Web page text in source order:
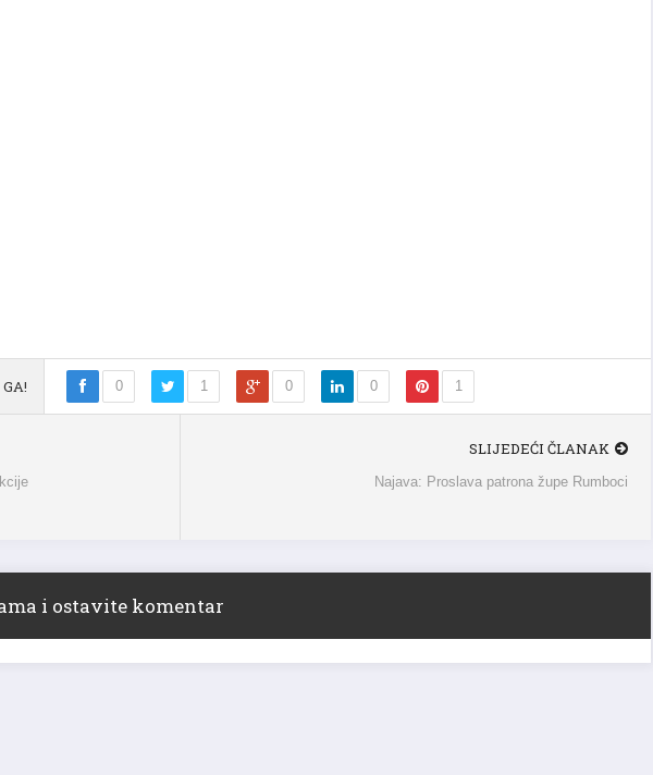
0 1 0 0 1
SLIJEDEĆI ČLANAK
Najava: Proslava patrona župe Rumboci
i ostavite komentar